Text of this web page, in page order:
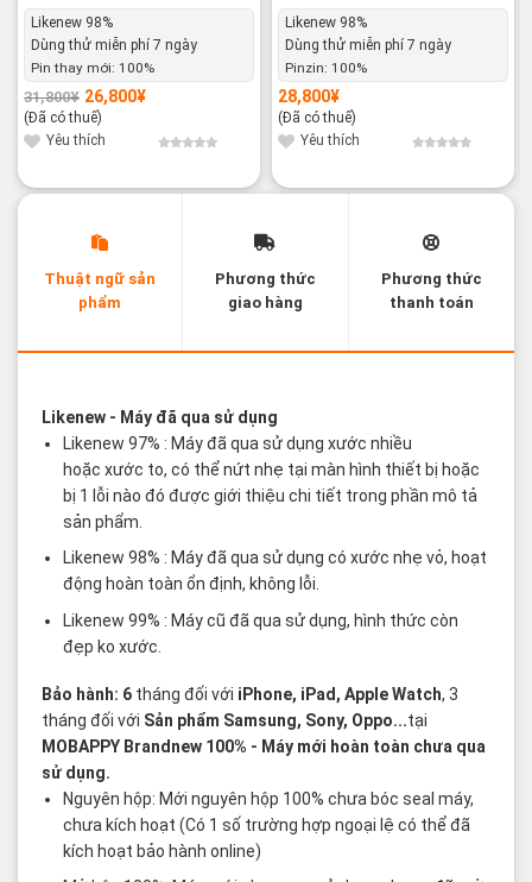
Likenew 98%
Dùng thử miễn phí 7 ngày
Pin thay mới: 100%
31,800¥
Giá
gốc
là:
31,800¥.
26,800¥
Giá
hiện
tại
là:
26,800¥.
(Đã có thuế)
Yêu thích
Likenew 98%
Dùng thử miễn phí 7 ngày
Pinzin: 100%
28,800¥
(Đã có thuế)
Yêu thích
Thuật ngữ sản
phẩm
Phương thức
giao hàng
Phương thức
thanh toán
Likenew- Máy đã qua sử dụng
Likenew 97% : Máy đã qua sử dụng xước nhiều
hoặc xước to, có thể nứt nhẹ tại màn hình thiết bị hoặc
bị 1 lỗi nào đó được giới thiệu chi tiết trong phần mô tả
sản phẩm.
Likenew 98% : Máy đã qua sử dụng có xước nhẹ vỏ, hoạt
động hoàn toàn ổn định, không lỗi.
Likenew 99% : Máy cũ đã qua sử dụng, hình thức còn
đẹp ko xước.
Bảo hành: 6 tháng đối với iPhone, iPad, Apple Watch, 3
tháng đối với Sản phẩm Samsung, Sony, Oppo...tại
MOBAPPY Brandnew 100% - Máy mới hoàn toàn chưa qua
sử dụng.
Nguyên hộp: Mới nguyên hộp 100% chưa bóc seal máy,
chưa kích hoạt (Có 1 số trường hợp ngoại lệ có thể đã
kích hoạt bảo hành online)